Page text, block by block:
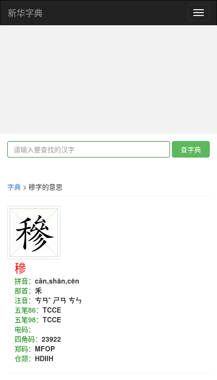
新华字典
查字典
字典 > 穇字的意思
穇
拼音： cǎn,shān,cēn
部首： 禾
注音： ㄘㄢˇ ㄕㄢ ㄘㄣ
五笔86： TCCE
五笔98： TCCE
电码：
四角码： 23922
郑码： MFOP
仓颉： HDIIH